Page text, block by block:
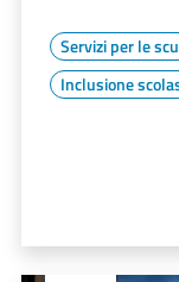
Servizi per le
Inclusione